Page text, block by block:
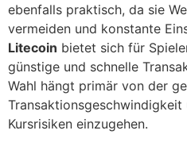
ebenfalls praktisch, da sie
vermeiden und konstante
Litecoin bietet sich für
günstige und schnelle
Wahl hängt primär von der
Kursrisiken einzugehen.